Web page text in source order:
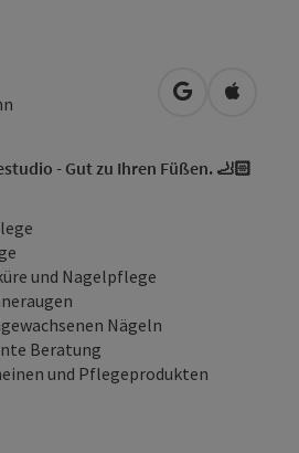
in Google
in
- Gut zu Ihren Füßen. 🦶🏻
und Nagelpflege
Nägeln
Beratung
und Pflegeprodukten